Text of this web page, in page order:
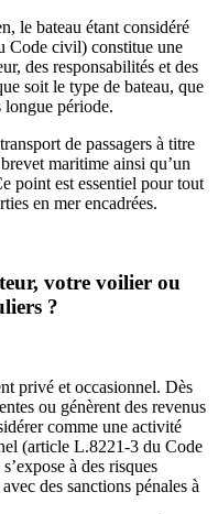
le bateau étant considéré
Code civil) constitue une
des responsabilités et des
soit le type de bateau, que
longue période.
de passagers à titre
maritime ainsi qu’un
point est essentiel pour tout
en mer encadrées.
votre voilier ou
?
privé et occasionnel. Dès
ou génèrent des revenus
comme une activité
(article L.8221-3 du Code
à des risques
des sanctions pénales à